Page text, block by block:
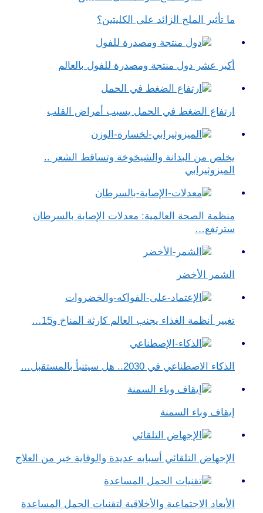
ما تأثير الملح الزائد على الكليتين؟
أكبر عشر دول منتجة ومصدرة للفول بالعالم
ارتفاع الضغط في الحمل يسبب أمراض القلب
يخلص من البدانة والشيخوخة وتساقط الشعر ..
الميزوثيرابي
منظمة الصحة العالمية: معدلات الإصابة بالسرطان
سترتفع…
الشمر الأخضر
تغيير أنظمة الغذاء يجنب العالم كارثة المناخ و15…
الذكاء الاصطناعي في 2030.. هل سيتنبأ بالمستقبل…
إيقاف وباء السمنة
الإجهاض التلقائي أسبابه عديدة والوقاية خير من العلاج
الأبعاد الاجتماعية والأخلاقية لتقنيات الحمل المساعدة